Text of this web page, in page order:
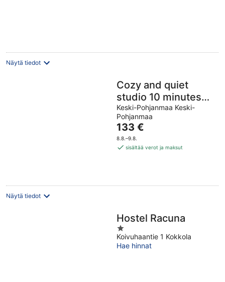
Näytä tiedot
Cozy and quiet
studio 10 minutes
from the center of
Kokkola.
Keski-Pohjanmaa Keski-
Pohjanmaa
Hinta
on
133 €
133 €
8.8.–9.8.
sisältää verot ja maksut
Näytä tiedot
Hostel Racuna
1
out
of
Koivuhaantie 1 Kokkola
Hae hinnat